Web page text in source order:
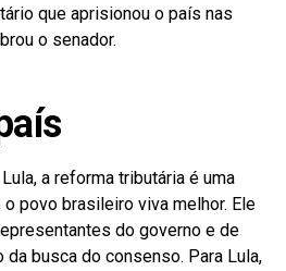
que aprisionou o país nas
o senador.
a reforma tributária é uma
povo brasileiro viva melhor. Ele
do governo e de
da busca do consenso. Para Lula,